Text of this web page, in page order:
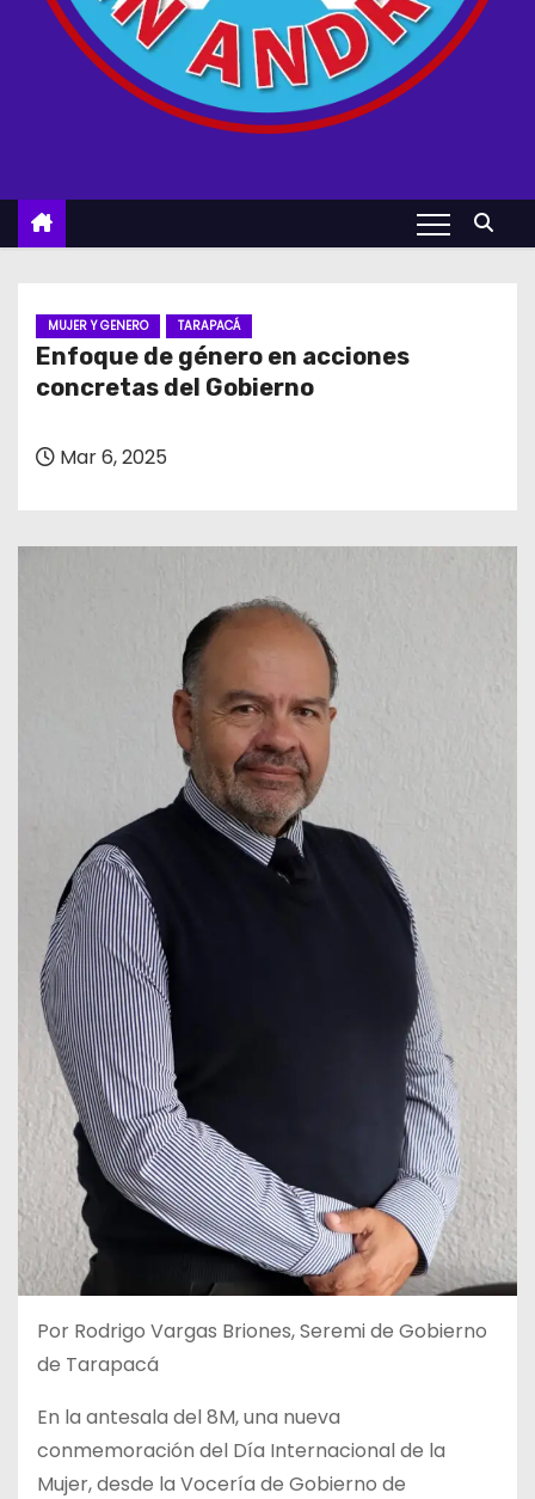
MUJER Y GENERO TARAPACÁ
Enfoque de género en acciones
concretas del Gobierno
Mar 6, 2025
Por Rodrigo Vargas Briones, Seremi de Gobierno
de Tarapacá
En la antesala del 8M, una nueva
conmemoración del Día Internacional de la
Mujer, desde la Vocería de Gobierno de